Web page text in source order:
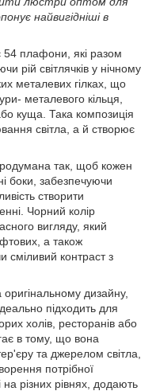
найвигідніші в
54 плафони, які разом
рій світлячків у нічному
металевих гілках, що
металевого кільця,
куща. Така композиція
світла, а й створює
так, щоб кожен
боки, забезпечуючи
створити
Чорний колір
вигляду, який
а також
сміливий контраст з
дизайну,
підходить для
холів, ресторанів або
в тому, що вона
та джерелом світла,
потрібної
різних рівнях, додають